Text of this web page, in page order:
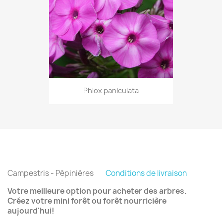
Phlox paniculata
Campestris - Pépinières Conditions de livraison
Votre meilleure option pour acheter des arbres.
Créez votre mini forêt ou forêt nourricière
aujourd'hui!